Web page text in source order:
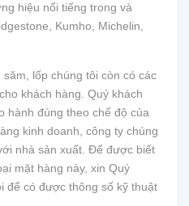
hiệu nổi tiếng trong và
Kumho, Michelin,
lốp chúng tôi còn có các
khách hàng. Quý khách
hành đúng theo chế độ của
kinh doanh, công ty chúng
nhà sản xuất. Để được biết
mặt hàng này, xin Quý
để có được thông số kỹ thuật